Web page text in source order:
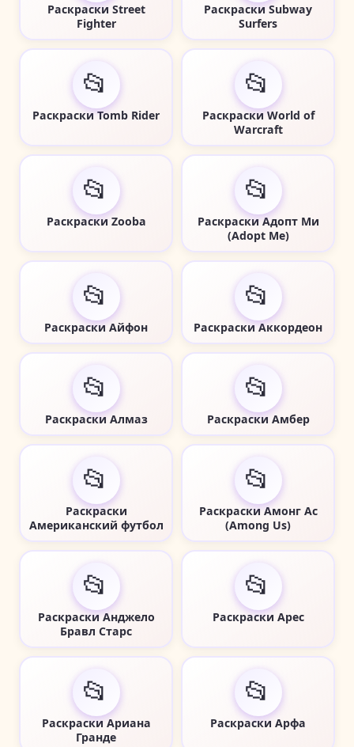
Раскраски Street
Fighter
Раскраски Subway
Surfers
📂
Раскраски Tomb Rider
📂
Раскраски World of
Warcraft
📂
Раскраски Zooba
📂
Раскраски Адопт Ми
(Adopt Me)
📂
Раскраски Айфон
📂
Раскраски Аккордеон
📂
Раскраски Алмаз
📂
Раскраски Амбер
📂
Раскраски
Американский футбол
📂
Раскраски Амонг Ас
(Among Us)
📂
Раскраски Анджело
Бравл Старс
📂
Раскраски Арес
📂
Раскраски Ариана
Гранде
📂
Раскраски Арфа